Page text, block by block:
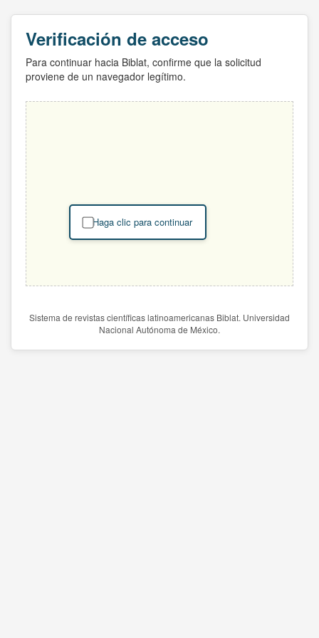
Verificación de acceso
Para continuar hacia Biblat, confirme que la solicitud
proviene de un navegador legítimo.
Haga clic para continuar
Sistema de revistas científicas latinoamericanas Biblat. Universidad
Nacional Autónoma de México.